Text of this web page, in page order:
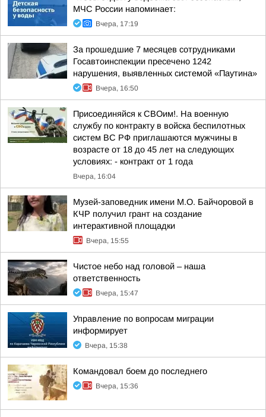
МЧС России напоминает:
Вчера, 17:19
За прошедшие 7 месяцев сотрудниками
Госавтоинспекции пресечено 1242
нарушения, выявленных системой «Паутина»
Вчера, 16:50
Присоединяйся к СВОим!. На военную
службу по контракту в войска беспилотных
систем ВС РФ приглашаются мужчины в
возрасте от 18 до 45 лет на следующих
условиях: - контракт от 1 года
Вчера, 16:04
Музей-заповедник имени М.О. Байчоровой в
КЧР получил грант на создание
интерактивной площадки
Вчера, 15:55
Чистое небо над головой – наша
ответственность
Вчера, 15:47
Управление по вопросам миграции
информирует
Вчера, 15:38
Командовал боем до последнего
Вчера, 15:36